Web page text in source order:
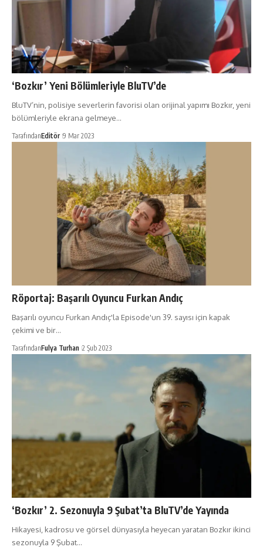
‘Bozkır’ Yeni Bölümleriyle BluTV’de
BluTV’nin, polisiye severlerin favorisi olan orijinal yapımı Bozkır, yeni
bölümleriyle ekrana gelmeye…
TarafındanEditör 9 Mar 2023
Röportaj: Başarılı Oyuncu Furkan Andıç
Başarılı oyuncu Furkan Andıç'la Episode'un 39. sayısı için kapak
çekimi ve bir…
TarafındanFulya Turhan 2 Şub 2023
‘Bozkır’ 2. Sezonuyla 9 Şubat’ta BluTV’de Yayında
Hikayesi, kadrosu ve görsel dünyasıyla heyecan yaratan Bozkır ikinci
sezonuyla 9 Şubat…